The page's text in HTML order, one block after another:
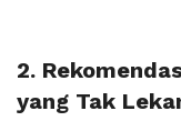
2.
yang Tak